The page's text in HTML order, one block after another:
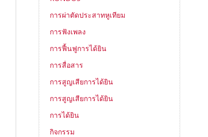
การผ่าตัดประสาทหูเทียม
การฟังเพลง
การฟื้นฟูการได้ยิน
การสื่อสาร
การสูญเสียการได้ยิน
การสูญเสียการได้ยิน
การได้ยิน
กิจกรรม